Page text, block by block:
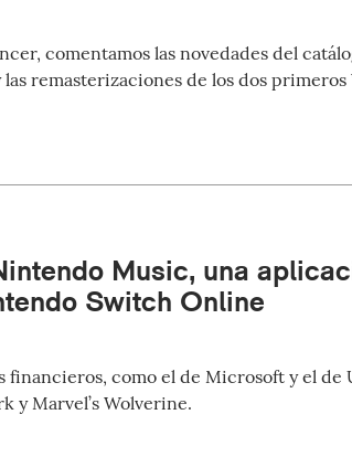
comentamos las novedades del
remasterizaciones de los dos primeros
Music, una
Switch Online
como el de Microsoft y el de
y Marvel’s Wolverine.